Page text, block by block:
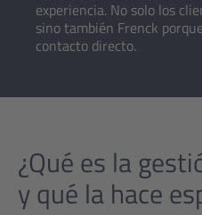
experiencia. No solo los
sino también Frenck
contacto directo.
¿Qué es la
y qué la hace